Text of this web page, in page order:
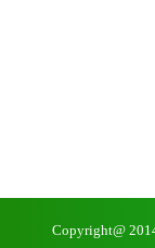
Copyright@